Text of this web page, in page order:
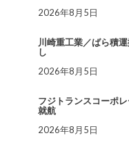
2026年8月5日
川崎重工業／ばら積
し
2026年8月5日
フジトランスコーポ
就航
2026年8月5日